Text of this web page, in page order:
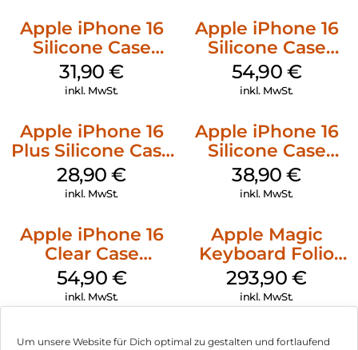
Um unsere Website für Dich optimal zu gestalten und fortlaufend
Apple iPhone 16
Silicone Case
MagSafe Fuchsia
31,90€
inkl. MwSt.
Apple iPhone 16
Silicone Case
MagSafe Lake
Green
54,90 €
inkl. MwSt.
Apple iPhone 16
Plus Silicone Case
MagSafe Black
28,90€
inkl. MwSt.
Apple iPhone 16
Silicone Case
MagSafe
Ultramarine
38,90€
inkl. MwSt.
Apple iPhone 16
Clear Case
MagSafe
Transparent
54,90 €
inkl. MwSt.
Apple Magic
Keyboard Folio
iPad 10.9″ (10.Gen.)
Weiß
293,90€
inkl. MwSt.